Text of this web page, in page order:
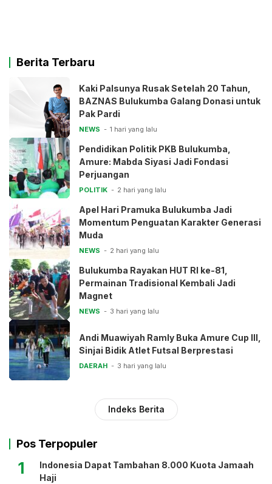
Berita Terbaru
Kaki Palsunya Rusak Setelah 20 Tahun,
BAZNAS Bulukumba Galang Donasi untuk
Pak Pardi
NEWS 1 hari yang lalu
Pendidikan Politik PKB Bulukumba,
Amure: Mabda Siyasi Jadi Fondasi
Perjuangan
POLITIK 2 hari yang lalu
Apel Hari Pramuka Bulukumba Jadi
Momentum Penguatan Karakter Generasi
Muda
NEWS 2 hari yang lalu
Bulukumba Rayakan HUT RI ke-81,
Permainan Tradisional Kembali Jadi
Magnet
NEWS 3 hari yang lalu
Andi Muawiyah Ramly Buka Amure Cup III,
Sinjai Bidik Atlet Futsal Berprestasi
DAERAH 3 hari yang lalu
Indeks Berita
Pos Terpopuler
1
Indonesia Dapat Tambahan 8.000 Kuota Jamaah
Haji